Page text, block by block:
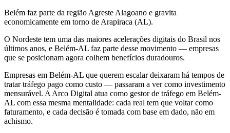
Belém faz parte da região Agreste Alagoano e gravita
economicamente em torno de Arapiraca (AL).
O Nordeste tem uma das maiores acelerações digitais do Brasil nos
últimos anos, e Belém-AL faz parte desse movimento — empresas
que se posicionam agora colhem benefícios duradouros.
Empresas em Belém-AL que querem escalar deixaram há tempos de
tratar tráfego pago como custo — passaram a ver como investimento
mensurável. A Arco Digital atua como gestor de tráfego em Belém-
AL com essa mesma mentalidade: cada real tem que voltar como
faturamento, e cada decisão é tomada com base em dado, não em
achismo.